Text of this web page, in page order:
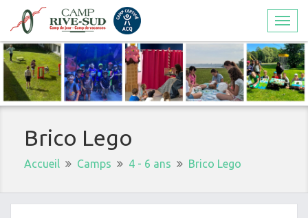
Brico Lego
Accueil Camps 4 - 6 ans Brico Lego